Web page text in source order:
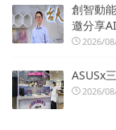
創智動
邀分享
2026/
ASUSx
2026/